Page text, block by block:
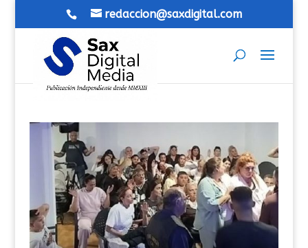
redaccion@saxdigital.com